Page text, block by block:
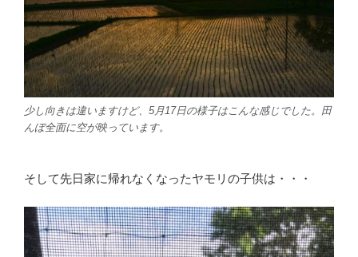
少し向きは違いますけど、5月17日の様子はこんな感じでした。田
んぼ全面に空が映っています。
そして先日家に帰れなくなったヤモリの子供は・・・